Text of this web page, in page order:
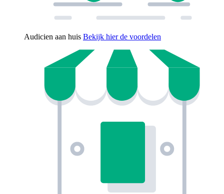
Audicien aan huis Bekijk hier de voordelen